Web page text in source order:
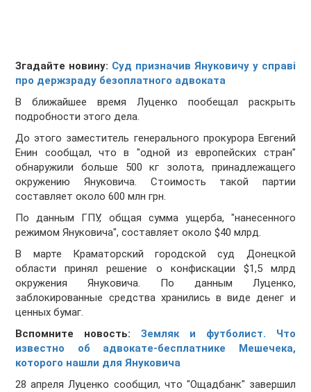
Згадайте новину: Суд призначив Януковичу у справі
про держзраду безоплатного адвоката
В ближайшее время Луценко пообещал раскрыть
подробности этого дела.
До этого заместитель генерального прокурора Евгений
Енин сообщал, что в "одной из европейских стран"
обнаружили больше 500 кг золота, принадлежащего
окружению Януковича. Стоимость такой партии
составляет около 600 млн грн.
По данным ГПУ, общая сумма ущерба, "нанесенного
режимом Януковича", составляет около $40 млрд.
В марте Краматорский городской суд Донецкой
области принял решение о конфискации $1,5 млрд
окружения Януковича. По данным Луценко,
заблокированные средства хранились в виде денег и
ценных бумаг.
Вспомните новость:Земляк и футболист. Что
известно об адвокате-бесплатнике Мешечека,
которого нашли для Януковича
28 апреля Луценко сообщил, что "Ощадбанк" завершил